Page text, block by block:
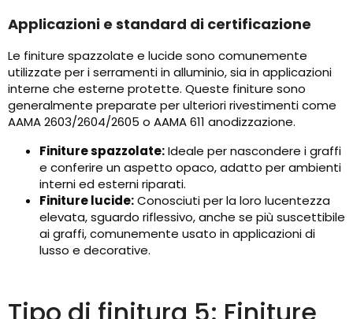
Applicazioni e standard di certificazione
Le finiture spazzolate e lucide sono comunemente
utilizzate per i serramenti in alluminio, sia in applicazioni
interne che esterne protette. Queste finiture sono
generalmente preparate per ulteriori rivestimenti come
AAMA 2603/2604/2605 o AAMA 611 anodizzazione.
Finiture spazzolate:Ideale per nascondere i graffi
e conferire un aspetto opaco, adatto per ambienti
interni ed esterni riparati.
Finiture lucide:Conosciuti per la loro lucentezza
elevata, sguardo riflessivo, anche se più suscettibile
ai graffi, comunemente usato in applicazioni di
lusso e decorative.